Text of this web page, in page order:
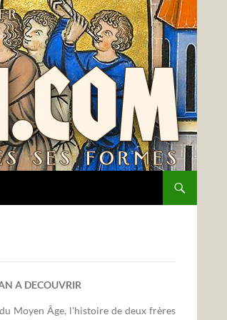
A DECOUVRIR
Moyen Âge, l'histoire de deux frères